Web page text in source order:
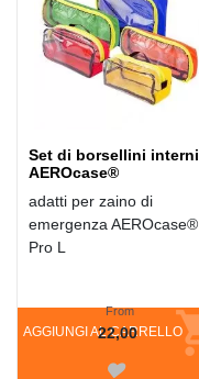
Set di borsellini interni
AEROcase®
adatti per zaino di
emergenza AEROcase®
Pro L
AGGIUNGI AL CARRELLO
From
22,00